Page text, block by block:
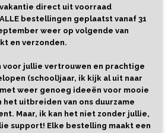
direct uit voorraad
bestellingen geplaatst vanaf 31
weer op volgende van
en verzonden.
voor jullie vertrouwen en prachtige
(school)jaar, ik kijk al uit naar
weer genoeg ideeën voor mooie
uitbreiden van ons duurzame
Maar, ik kan het niet zonder jullie,
support! Elke bestelling maakt een